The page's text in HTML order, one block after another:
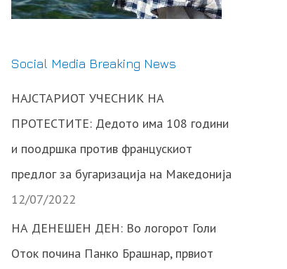
Social Media Breaking News
НАЈСТАРИОТ УЧЕСНИК НА
ПРОТЕСТИТЕ: Дедото има 108 години
и поодршка против францускиот
предлог за бугаризација на Македонија
12/07/2022
НА ДЕНЕШЕН ДЕН: Во логорот Голи
Оток почина Панко Брашнар, првиот